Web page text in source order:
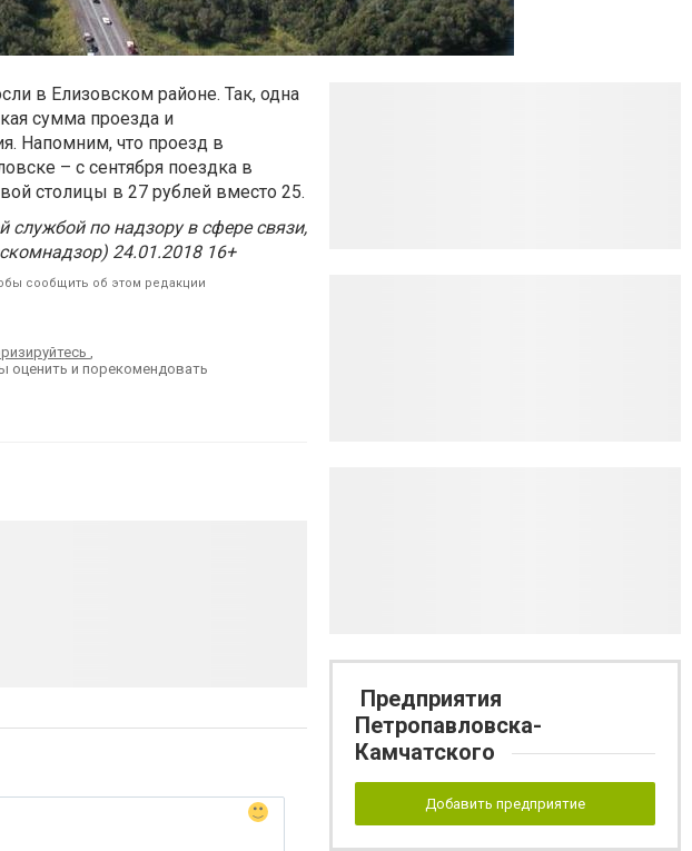
в Елизовском районе. Так, одна
сумма проезда и
Напомним, что проезд в
– с сентября поездка в
столицы в 27 рублей вместо 25.
по надзору в сфере связи,
24.01.2018 16+
сообщить об этом редакции
,
оценить и порекомендовать
Предприятия
Петропавловска-
Камчатского
Добавить предприятие